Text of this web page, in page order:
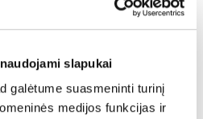
slapukai
galėtume suasmeninti turinį
medijos funkcijas ir
Onuškio kapela „Samė.
„Čiutyta“.
UGNIS – VALGIŲ